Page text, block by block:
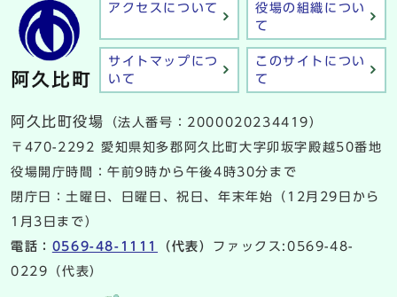
アクセスについて
役場の組織につい
て
サイトマップにつ
いて
このサイトについ
て
阿久比町役場
（法人番号：2000020234419）
〒470-2292 愛知県知多郡阿久比町大字卯坂字殿越50番地
役場開庁時間：午前9時から午後4時30分まで
閉庁日：土曜日、日曜日、祝日、年末年始（12月29日から
1月3日まで）
電話： 0569-48-1111 （代表） ファックス:0569-48-
0229（代表）